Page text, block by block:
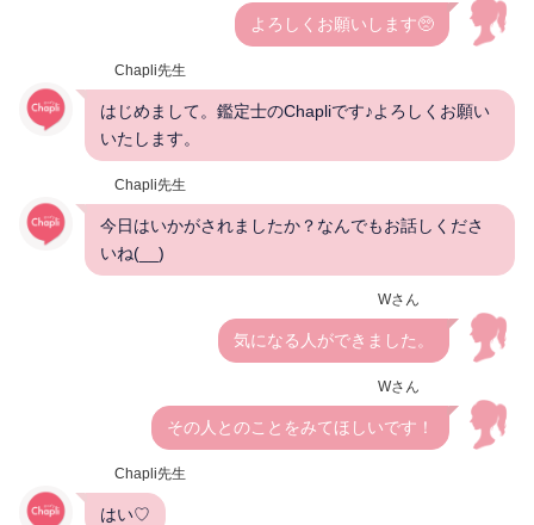
よろしくお願いします🥺
Chapli先生
はじめまして。鑑定士のChapliです♪よろしくお願い
いたします。
Chapli先生
今日はいかがされましたか？なんでもお話しくださ
いね(__)
Wさん
気になる人ができました。
Wさん
その人とのことをみてほしいです！
Chapli先生
はい♡